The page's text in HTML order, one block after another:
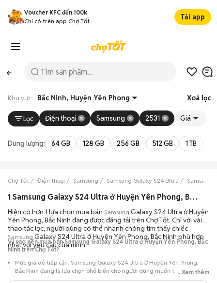
Voucher KFC đến 100k
Chỉ có trên app Chợ Tốt
Tải app
Khu vực: Bắc Ninh, Huyện Yên Phong Xoá lọc
Lọc Điện thoại Samsung 2531 Giá
Dung lượng: 64 GB 128 GB 256 GB 512 GB 1 TB
Chợ Tốt Điện thoại Samsung Samsung Galaxy S24 Ultra Samsung
1 Samsung Galaxy S24 Ultra ở Huyện Yên Phong, Bắc Ninh máy bền đẹp đang bán 08/2026
Hiện có hơn 1 lựa chọn mua bán Samsung Galaxy S24 Ultra ở Huyện
Yên Phong, Bắc Ninh đang được đăng tải trên Chợ Tốt. Chỉ với vài
thao tác lọc, người dùng có thể nhanh chóng tìm thấy chiếc
Samsung Galaxy S24 Ultra ở Huyện Yên Phong, Bắc Ninh phù hợp
nhất với yêu cầu của mình.
Vì sao nên mua bán Samsung Galaxy S24 Ultra ở Huyện Yên Phong, Bắc
Ninh trên Chợ Tốt?
Mức giá dễ tiếp cận: Samsung Galaxy S24 Ultra ở Huyện Yên Phong,
Bắc Ninh đang là lựa chọn phổ biến cho người dùng muốn trải nghiệm
dòng máy này với chi phí thấp hơn so với khi mới ra mắt.
...Xem thêm